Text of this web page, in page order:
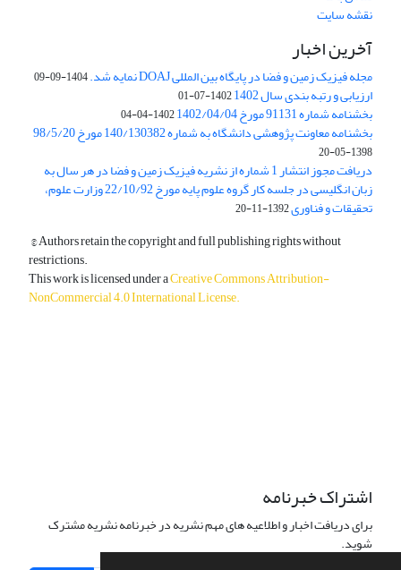
نقشه سایت
آخرین اخبار
مجله فیزیک زمین و فضا در پایگاه بین المللی DOAJ نمایه شد. 1404-09-09
ارزیابی و رتبه بندی سال 1402 1402-07-01
بخشنامه شماره 91131 مورخ 1402/04/04 1402-04-04
بخشنامه معاونت پژوهشی دانشگاه به شماره 140/130382 مورخ 98/5/20
1398-05-20
دریافت مجوز انتشار 1 شماره از نشریه فیزیک زمین و فضا در هر سال به
زبان انگلیسی در جلسه کار گروه علوم پایه مورخ 22/10/92 وزارت علوم،
تحقیقات و فناوری1392-11-20
© Authors retain the copyright and full publishing rights without
restrictions.
This work is licensed under aCreative Commons Attribution-
NonCommercial 4.0 International License.
اشتراک خبرنامه
برای دریافت اخبار و اطلاعیه های مهم نشریه در خبرنامه نشریه مشترک
شوید.